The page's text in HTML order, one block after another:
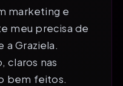
marketing e
meu precisa de
a Graziela.
claros nas
bem feitos.